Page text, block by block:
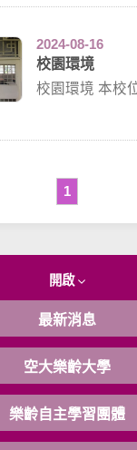
2024-08-16
校園環境
校園環境 本校位於純樸的
1
開啟
最新消息
空大樂齡大學
樂齡自主學習團體